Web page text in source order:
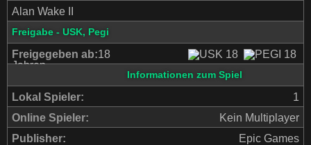
Alan Wake II
Freigabe - USK, Pegi
Freigegeben ab:18
Jahren
Informationen zum Spiel
Lokal Spieler:
1
Online Spieler:
Kein Multiplayer
Publisher:
Epic Games